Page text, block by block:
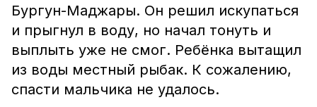
Бургун-Маджары. Он решил искупаться
и прыгнул в воду, но начал тонуть и
выплыть уже не смог. Ребёнка вытащил
из воды местный рыбак. К сожалению,
спасти мальчика не удалось.